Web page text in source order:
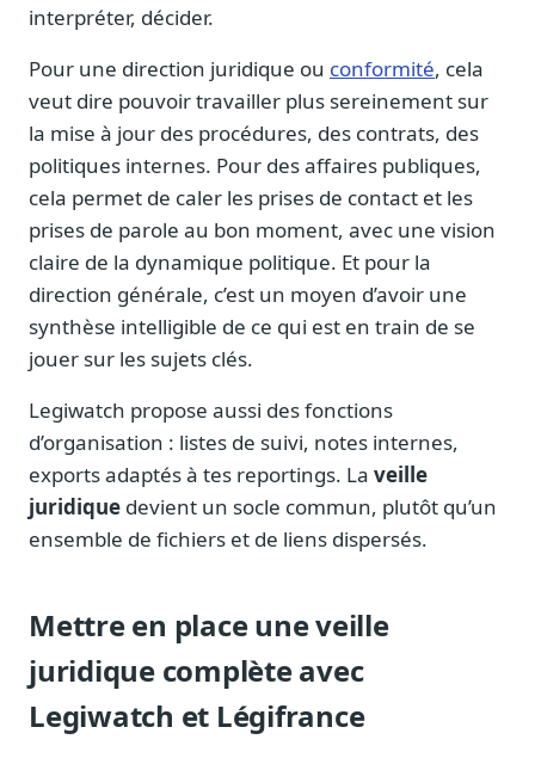
interpréter, décider.
Pour une direction juridique ou conformité, cela
veut dire pouvoir travailler plus sereinement sur
la mise à jour des procédures, des contrats, des
politiques internes. Pour des affaires publiques,
cela permet de caler les prises de contact et les
prises de parole au bon moment, avec une vision
claire de la dynamique politique. Et pour la
direction générale, c’est un moyen d’avoir une
synthèse intelligible de ce qui est en train de se
jouer sur les sujets clés.
Legiwatch propose aussi des fonctions
d’organisation : listes de suivi, notes internes,
exports adaptés à tes reportings. La veille
juridique devient un socle commun, plutôt qu’un
ensemble de fichiers et de liens dispersés.
Mettre en place une veille
juridique complète avec
Legiwatch et Légifrance